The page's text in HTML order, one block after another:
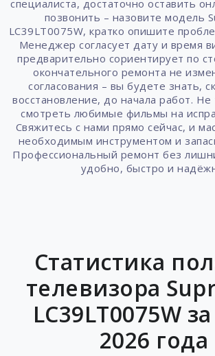
специалиста, достаточно оставить
позвонить – назовите модель
LC39LT0075W, кратко опишите
Менеджер согласует дату и время
предварительно сориентирует по
окончательного ремонта не
согласования – вы будете знать,
восстановление, до начала работ. Не
смотреть любимые фильмы на
Свяжитесь с нами прямо сейчас, и
необходимым инструментом и
Профессиональный ремонт без
удобно, быстро и
Статистика
телевизора
LC39LT0075W
2026 года